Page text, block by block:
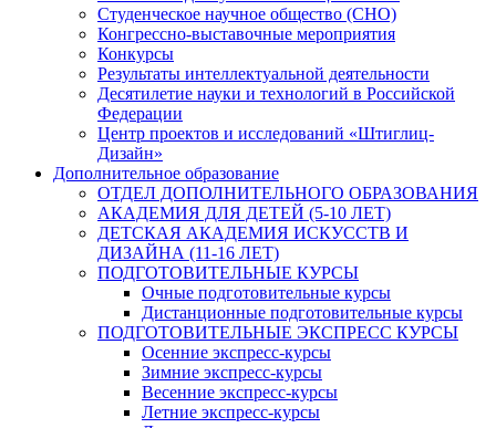
Студенческое научное общество (СНО)
Конгрессно-выставочные мероприятия
Конкурсы
Результаты интеллектуальной деятельности
Десятилетие науки и технологий в Российской
Федерации
Центр проектов и исследований «Штиглиц-
Дизайн»
Дополнительное образование
ОТДЕЛ ДОПОЛНИТЕЛЬНОГО ОБРАЗОВАНИЯ
АКАДЕМИЯ ДЛЯ ДЕТЕЙ (5-10 ЛЕТ)
ДЕТСКАЯ АКАДЕМИЯ ИСКУССТВ И
ДИЗАЙНА (11-16 ЛЕТ)
ПОДГОТОВИТЕЛЬНЫЕ КУРСЫ
Очные подготовительные курсы
Дистанционные подготовительные курсы
ПОДГОТОВИТЕЛЬНЫЕ ЭКСПРЕСС КУРСЫ
Осенние экспресс-курсы
Зимние экспресс-курсы
Весенние экспресс-курсы
Летние экспресс-курсы